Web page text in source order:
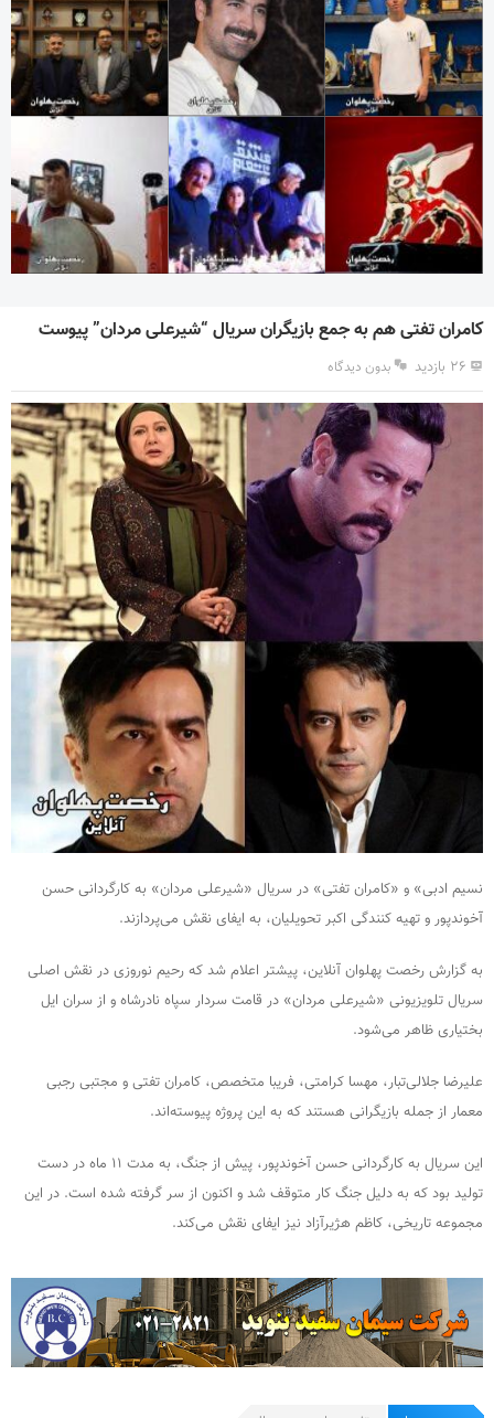
کامران تفتی هم به جمع بازیگران سریال “شیرعلی مردان” پیوست
۲۶ بازدید بدون دیدگاه
نسیم ادبی» و «کامران تفتی» در سریال «شیرعلی مردان» به کارگردانی حسن
آخوندپور و تهیه کنندگی اکبر تحویلیان، به ایفای نقش می‌پردازند.
به گزارش رخصت پهلوان آنلاین، پیشتر اعلام شد که رحیم نوروزی در نقش اصلی
سریال تلویزیونی «شیرعلی مردان» در قامت سردار سپاه نادرشاه و از سران ایل
بختیاری ظاهر می‌شود.
علیرضا جلالی‌تبار، مهسا کرامتی، فریبا متخصص، کامران تفتی و مجتبی رجبی
معمار از جمله بازیگرانی هستند که به این پروژه پیوسته‌اند.
این سریال به کارگردانی حسن آخوندپور، پیش از جنگ، به مدت ۱۱ ماه در دست
تولید بود که به دلیل جنگ کار متوقف شد و اکنون از سر گرفته شده است. در این
مجموعه تاریخی، کاظم هژیرآزاد نیز ایفای نقش می‌کند.